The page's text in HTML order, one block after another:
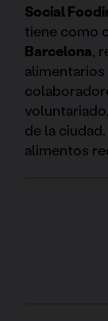
Social
tiene como
Barcelona,
de la
alimentos